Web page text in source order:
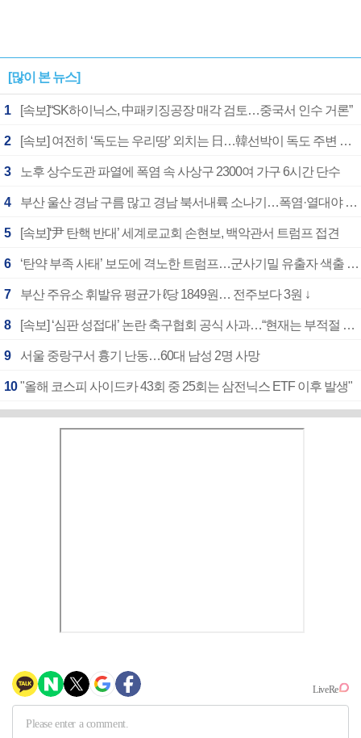
[많이 본 뉴스]
1 [속보]“SK하이닉스, 中패키징공장 매각 검토…중국서 인수 거론”
2 [속보] 여전히 ‘독도는 우리땅’ 외치는 日…韓선박이 독도 주변 해양조사 활동하자 반발
3 노후 상수도관 파열에 폭염 속 사상구 2300여 가구 6시간 단수
4 부산 울산 경남 구름 많고 경남 북서내륙 소나기…폭염·열대야 계속
5 [속보]‘尹 탄핵 반대’ 세계로교회 손현보, 백악관서 트럼프 접견
6 ‘탄약 부족 사태’ 보도에 격노한 트럼프…군사기밀 유출자 색출 지시
7 부산 주유소 휘발유 평균가 ℓ당 1849원… 전주보다 3원 ↓
8 [속보] ‘심판 성접대’ 논란 축구협회 공식 사과…“현재는 부적절 행위 없어”
9 서울 중랑구서 흉기 난동…60대 남성 2명 사망
10 "올해 코스피 사이드카 43회 중 25회는 삼전닉스 ETF 이후 발생"